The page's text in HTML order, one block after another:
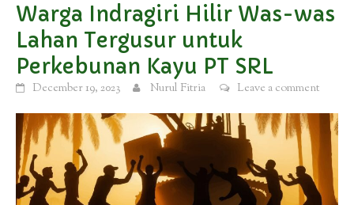
Warga Indragiri Hilir Was-was
Lahan Tergusur untuk
Perkebunan Kayu PT SRL
December 19, 2023 Nurul Fitria Leave a comment